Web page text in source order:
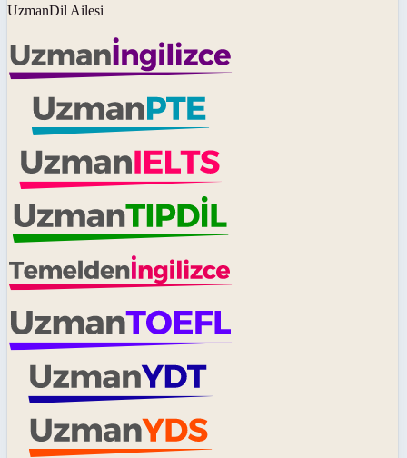
UzmanDil Ailesi